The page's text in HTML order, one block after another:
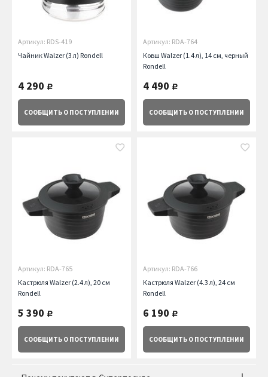
Артикул: RDS-419
Чайник Walzer (3 л) Rondell
4 290 руб.
СООБЩИТЬ О ПОСТУПЛЕНИИ
Артикул: RDA-764
Ковш Walzer (1.4 л), 14 см, черный
Rondell
4 490 руб.
СООБЩИТЬ О ПОСТУПЛЕНИИ
Артикул: RDA-765
Кастрюля Walzer (2.4 л), 20 см
Rondell
5 390 руб.
СООБЩИТЬ О ПОСТУПЛЕНИИ
Артикул: RDA-766
Кастрюля Walzer (4.3 л), 24 см
Rondell
6 190 руб.
СООБЩИТЬ О ПОСТУПЛЕНИИ